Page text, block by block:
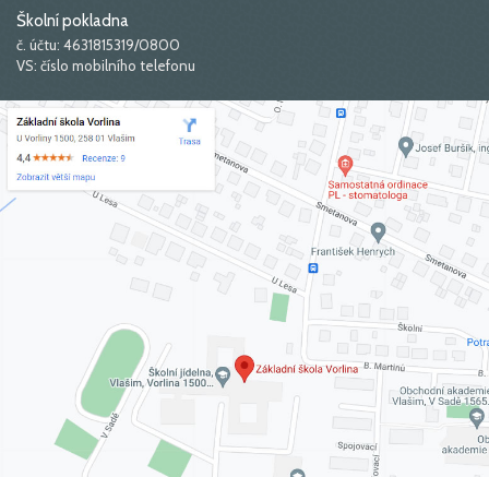
Školní pokladna
č. účtu: 4631815319/0800
VS: číslo mobilního telefonu